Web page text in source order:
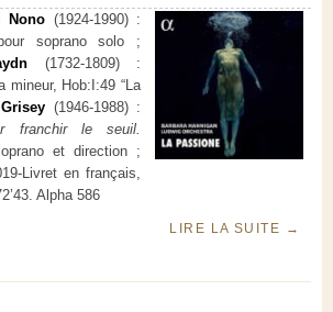
Nono (1924-1990) :
soprano solo ;
(1732-1809) :
mineur, Hob:I:49 “La
(1946-1988) :
franchir le seuil.
et direction ;
Livret en français,
Alpha 586
LIRE LA SUITE →